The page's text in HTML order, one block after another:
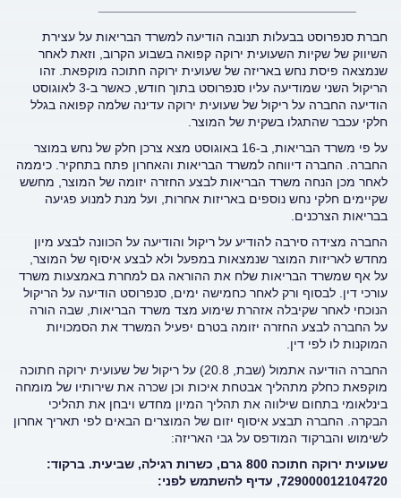
חברת סנפרוסט בבעלות תנובה הודיעה למשרד הבריאות על עצירת
השיווק של שקיות השעועית ירוקה קפואה בשבוע הקרוב, וזאת לאחר
שנמצאה פיסת נחש באריזה של שעועית ירוקה חתוכה מוקפאת. זהו
הריקול השני שמודיעה עליו סנפרוסט בתוך חודש, כאשר ב-3 לאוגוסט
הודיעה החברה על ריקול של שעועית ירוקה עדינה שלמה קפואה בגלל
חלקי עכבר שהתגלו בשקית של המוצר.
על פי משרד הבריאות, ב-16 באוגוסט מצא צרכן חלק של נחש במוצר
החברה. החברה דיווחה למשרד הבריאות והאחרון פתח בתחקיר. כיממה
לאחר מכן הנחה משרד הבריאות לבצע החזרה יזומה של המוצר, מחשש
שקיימים חלקי נחש נוספים באריזות אחרות, ועל מנת למנוע פגיעה
בבריאות הצרכנים.
החברה מצידה סירבה להודיע על ריקול והודיעה על הכוונה לבצע מיון
מחדש לאריזות המוצר שנמצאות במפעל ולא לבצע איסוף של המוצר,
על אף שמשרד הבריאות שלח את ההוראה גם למחרת באמצעות משרד
עורכי דין. לבסוף ורק לאחר כחמישה ימים, סנפרוסט הודיעה על הריקול
הנוכחי לאחר שקיבלה אזהרת שימוע מצד משרד הבריאות, שבה הורה
על החברה לבצע החזרה יזומה בטרם יפעיל המשרד את הסמכויות
המוקנות לו לפי דין.
החברה הודיעה אתמול (שבת, 20.8) על ריקול של שעועית ירוקה חתוכה
מוקפאת כחלק מתהליך אבטחת איכות וכן שכרה את שירותיו של מומחה
בינלאומי בתחום שילווה את תהליך המיון מחדש ויבחן את תהליכי
הבקרה. החברה תבצע איסוף יזום של המוצרים הבאים לפי תאריך אחרון
לשימוש והברקוד המודפס על גבי האריזה:
שעועית ירוקה חתוכה 800 גרם, כשרות רגילה, שביעית. ברקוד:
729000012104720, עדיף להשתמש לפני: